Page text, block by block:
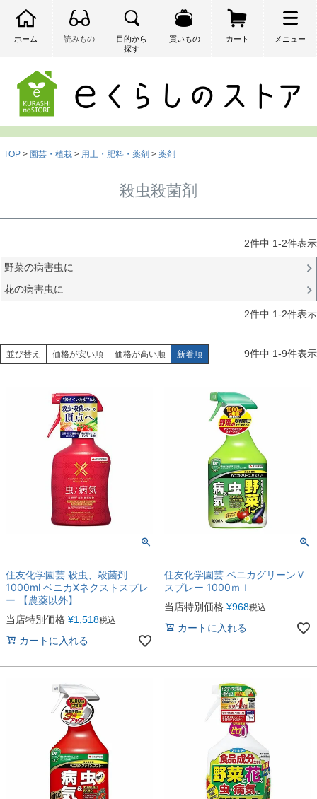
ホーム 読みもの
目的から
探す
買いもの カート メニュー
TOP 園芸・植栽 用土・肥料・薬剤 薬剤
殺虫殺菌剤
2件中 1-2件表示
野菜の病害虫に
花の病害虫に
2件中 1-2件表示
並び替え 価格が安い順 価格が高い順 新着順 9件中 1-9件表示
住友化学園芸 殺虫、殺菌剤
1000ml ベニカXネクストスプレ
ー 【農薬以外】
当店特別価格 ¥1,518税込
カートに入れる
住友化学園芸 ベニカグリーンＶ
スプレー 1000ｍｌ
当店特別価格 ¥968税込
カートに入れる